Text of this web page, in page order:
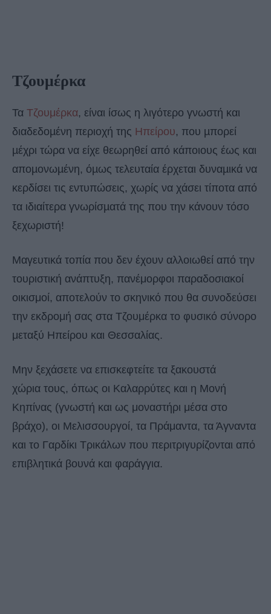
Τζουμέρκα
Τα Τζουμέρκα, είναι ίσως η λιγότερο γνωστή και
διαδεδοµένη περιοχή της Ηπείρου, που µπορεί
µέχρι τώρα να είχε θεωρηθεί από κάποιους έως και
αποµονωµένη, όµως τελευταία έρχεται δυναµικά να
κερδίσει τις εντυπώσεις, χωρίς να χάσει τίποτα από
τα ιδιαίτερα γνωρίσµατά της που την κάνουν τόσο
ξεχωριστή!
Μαγευτικά τοπία που δεν έχουν αλλοιωθεί από την
τουριστική ανάπτυξη, πανέμορφοι παραδοσιακοί
οικισμοί, αποτελούν το σκηνικό που θα συνοδεύσει
την εκδρομή σας στα Τζουμέρκα το φυσικό σύνορο
μεταξύ Ηπείρου και Θεσσαλίας.
Μην ξεχάσετε να επισκεφτείτε τα ξακουστά
χώρια τους, όπως οι Καλαρρύτες και η Mονή
Κηπίνας (γνωστή και ως μοναστήρι μέσα στο
βράχο), οι Μελισσουργοί, τα Πράμαντα, τα Άγναντα
και το Γαρδίκι Τρικάλων που περιτριγυρίζονται από
επιβλητικά βουνά και φαράγγια.